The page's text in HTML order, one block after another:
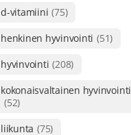
d-vitamiini (75)
henkinen hyvinvointi (51)
hyvinvointi (208)
kokonaisvaltainen hyvinvointi
(52)
liikunta (75)